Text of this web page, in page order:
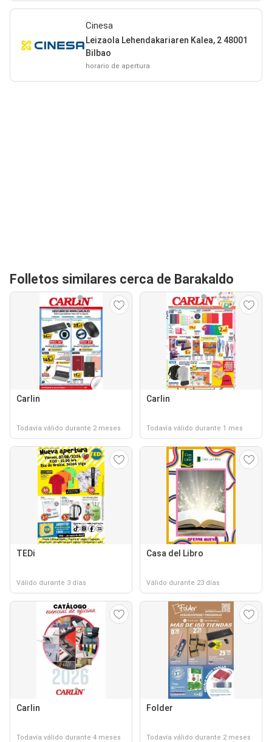
Cinesa
Leizaola Lehendakariaren Kalea, 2 48001
Bilbao
horario de apertura
Folletos similares cerca de Barakaldo
Carlin
Todavía válido durante 2 meses
Carlin
Todavía válido durante 1 mes
TEDi
Válido durante 3 días
Casa del Libro
Válido durante 23 días
Carlin
Todavía válido durante 4 meses
Folder
Todavía válido durante 2 meses